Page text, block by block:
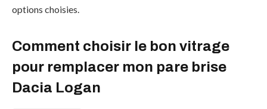
options choisies.
Comment choisir le bon vitrage
pour remplacer mon pare brise
Dacia Logan